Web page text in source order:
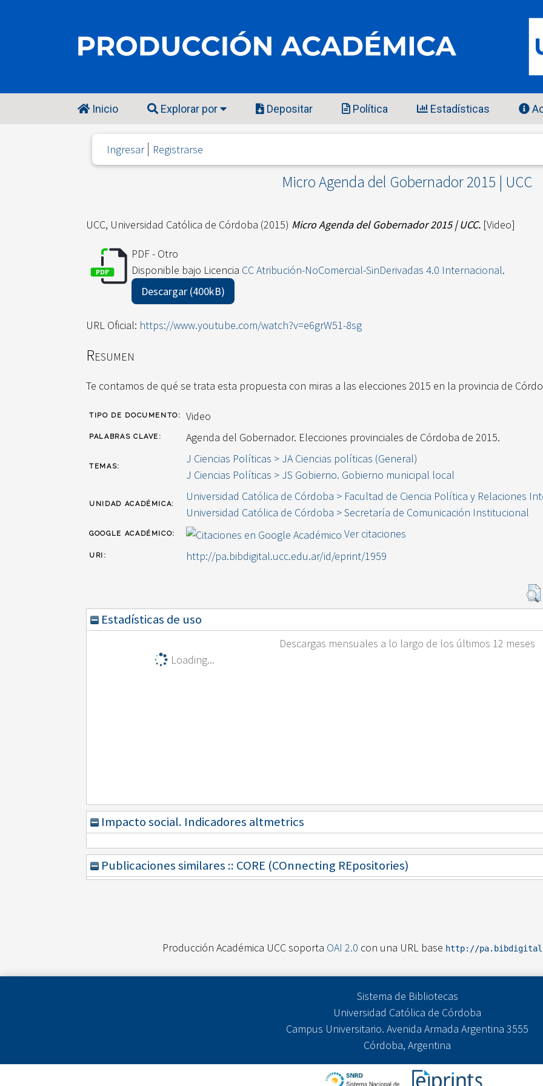
Inicio Explorar por Depositar Política Estadísticas
Ingresar Registrarse
Micro Agenda del Gobernador 2015 | UCC
UCC, Universidad Católica de Córdoba (2015) Micro Agenda del Gobernador 2015 | UCC. [Video]
PDF - Otro
Disponible bajo Licencia CC Atribución-NoComercial-SinDerivadas 4.0 Internacional.
Descargar (400kB)
URL Oficial: https://www.youtube.com/watch?v=e6grW51-8sg
Resumen
Te contamos de qué se trata esta propuesta con miras a las elecciones 2015 en la provincia de
TIPO DE DOCUMENTO: Video
PALABRAS CLAVE: Agenda del Gobernador. Elecciones provinciales de Córdoba de 2015.
TEMAS:
J Ciencias Políticas > JA Ciencias políticas (General)
J Ciencias Políticas > JS Gobierno. Gobierno municipal local
UNIDAD ACADÉMICA:
Universidad Católica de Córdoba > Facultad de Ciencia Política y Relaciones
Universidad Católica de Córdoba > Secretaría de Comunicación Institucional
GOOGLE ACADÉMICO: Ver citaciones
URI: http://pa.bibdigital.ucc.edu.ar/id/eprint/1959
Estadísticas de uso
Descargas mensuales a lo largo de los últimos 12 meses
Loading...
Impacto social. Indicadores altmetrics
Publicaciones similares :: CORE (COnnecting REpositories)
Producción Académica UCC soporta OAI 2.0 con una URL base http://
Sistema de Bibliotecas
Universidad Católica de Córdoba
Campus Universitario. Avenida Armada Argentina 3555
Córdoba, Argentina